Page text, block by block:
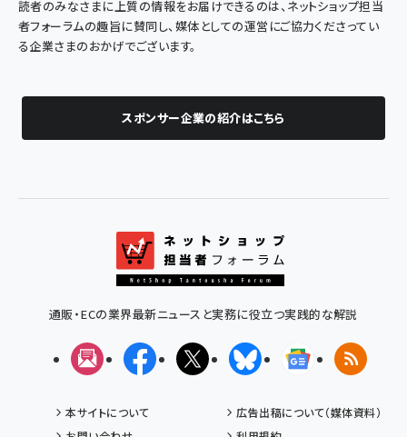
読者のみなさまに上質の情報をお届けできるのは、ネットショップ担当
者フォーラムの趣旨に賛同し、媒体としての運営にご協力くださってい
る企業さまのおかげでございます。
スポンサー企業の紹介はこちら
通販・ECの業界最新ニュースと実務に役立つ実践的な解説
メルマガFacebookX(エックス)BlueskyGoogleニュ
RSS
本サイトについて
広告出稿について（媒体資料）